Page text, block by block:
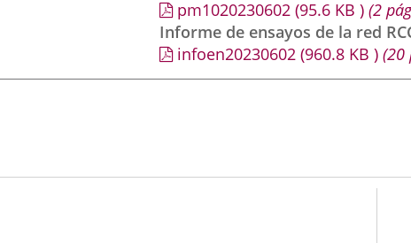
pm1020230602 (95.6 KB) (2
Informe de ensayos de la red
infoen20230602 (960.8 KB) (20